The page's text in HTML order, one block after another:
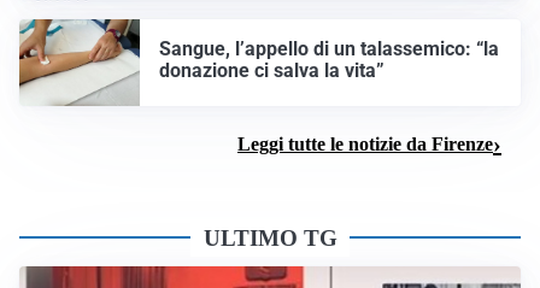
Sangue, l’appello di un talassemico: “la
donazione ci salva la vita”
Leggi tutte le notizie da Firenze
ULTIMO TG